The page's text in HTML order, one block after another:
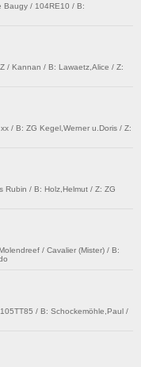
Baugy / 104RE10 / B:
/ Kannan / B: Lawaetz,Alice / Z:
/ B: ZG Kegel,Werner u.Doris / Z:
Rubin / B: Holz,Helmut / Z: ZG
/ Cavalier (Mister) / B:
/ B: Schockemöhle,Paul /